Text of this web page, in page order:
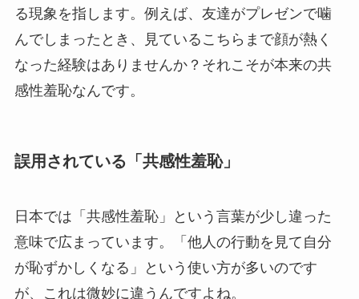
る現象を指します。例えば、友達がプレゼンで噛
んでしまったとき、見ているこちらまで顔が熱く
なった経験はありませんか？それこそが本来の共
感性羞恥なんです。
誤用されている「共感性羞恥」
日本では「共感性羞恥」という言葉が少し違った
意味で広まっています。「他人の行動を見て自分
が恥ずかしくなる」という使い方が多いのです
が、これは微妙に違うんですよね。